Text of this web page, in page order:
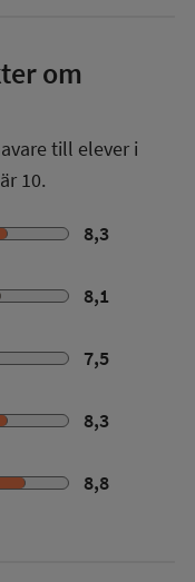
om
till elever i
10.
8,3
8,1
7,5
8,3
8,8